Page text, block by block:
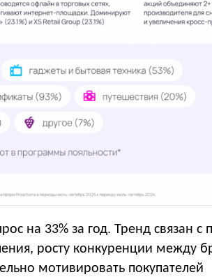
на 33% за год. Тренд связан с
росту конкуренции между
мотивировать покупателей